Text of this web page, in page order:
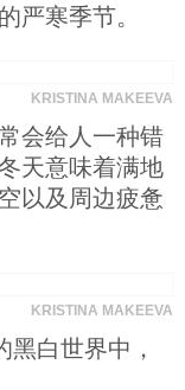
严寒季节。
KRISTINA MAKEEVA
会给人一种错
天意味着满地
以及周边疲惫
KRISTINA MAKEEVA
白世界中，